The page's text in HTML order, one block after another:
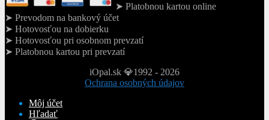
➤ Platobnou kartou online
➤ Prevodom na bankový účet
➤ Hotovosťou na dobierku
➤ Hotovosťou pri osobnom prevzatí
➤ Platobnou kartou pri prevzatí
iOpal.sk 💎1992 - 2026
Ochrana osobných údajov
Môj účet
Hľadať